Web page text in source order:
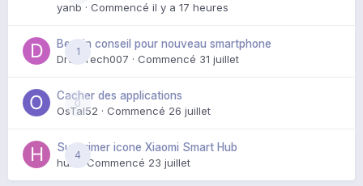
yanb · Commencé il y a 17 heures
1
Besoin conseil pour nouveau smartphone
DroidTech007 · Commencé 31 juillet
0
Cacher des applications
OsTal52 · Commencé 26 juillet
4
Supprimer icone Xiaomi Smart Hub
huik · Commencé 23 juillet